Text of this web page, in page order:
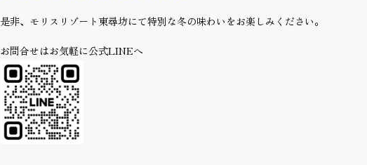
是非、モリスリゾート東尋坊にて特別な冬の味わいをお楽しみください。
お問合せはお気軽に公式LINEへ